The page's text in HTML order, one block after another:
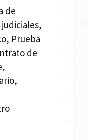
de
Prueba
de